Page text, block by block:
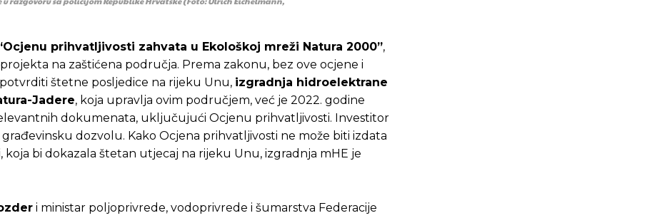
prihvatljivosti zahvata u Ekološkoj mreži Natura 2000”,
na zaštićena područja. Prema zakonu, bez ove ocjene i
štetne posljedice na rijeku Unu, izgradnja hidroelektrane
Jadere, koja upravlja ovim područjem, već je 2022. godine
dokumenata, uključujući Ocjenu prihvatljivosti. Investitor
dozvolu. Kako Ocjena prihvatljivosti ne može biti izdata
bi dokazala štetan utjecaj na rijeku Unu, izgradnja mHE je
i ministar poljoprivrede, vodoprivrede i šumarstva Federacije